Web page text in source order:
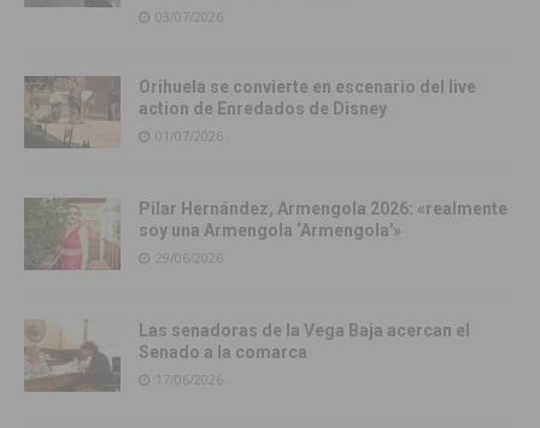
03/07/2026
Orihuela se convierte en escenario del live
action de Enredados de Disney
01/07/2026
Pilar Hernández, Armengola 2026: «realmente
soy una Armengola ‘Armengola'»
29/06/2026
Las senadoras de la Vega Baja acercan el
Senado a la comarca
17/06/2026